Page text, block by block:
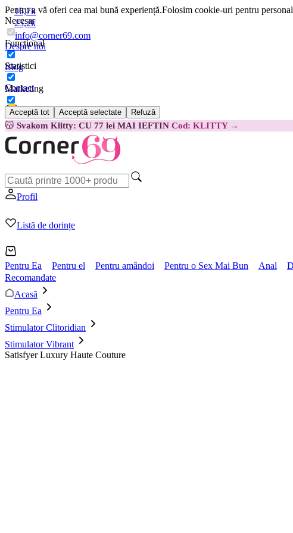
Pentru a vă oferi cea mai bună experiență.Folosim cookie-uri pentru
Necesar
Funcțional
Statistici
Marketing
Acceptă tot Acceptă selectate Refuză
16,7k
25,2k
info@corner69.com
Despre noi
Blog
Contact
Română
😽 Svakom Klitty: CU 77 lei MAI IEFTIN Cod: KLITTY →
Profil
Listă de dorințe
Pentru Ea Pentru el Pentru amândoi Pentru o Sex Mai Bun Anal
Recomandate
Acasă
Pentru Ea
Stimulator Clitoridian
Stimulator Vibrant
Satisfyer Luxury Haute Couture